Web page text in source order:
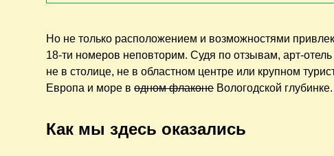
Но не только расположением и возможностями
18-ти номеров неповторим. Судя по отзывам, арт-
не в столице, не в областном центре или крупном
Европа и море водном флаконеВологодской глубинке.
Как мы здесь оказались